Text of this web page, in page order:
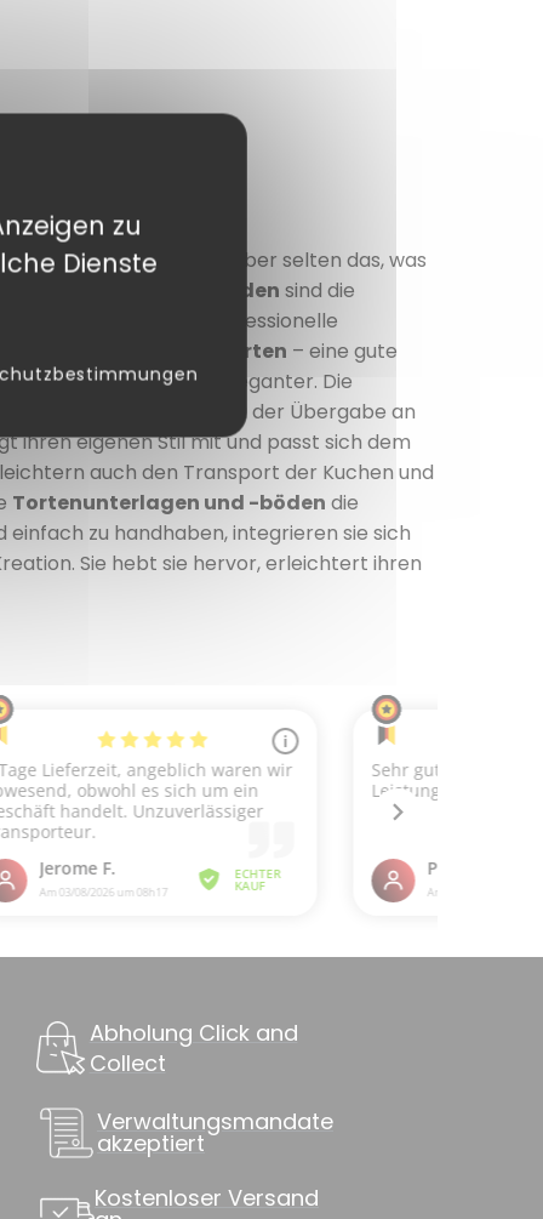
oft den Kuchen… aber selten das, was
und -böden sind die
ihnen jene professionelle
oder Geburtstagstorten – eine gute
Kuchen wirkt sofort eleganter. Die
einem Buffet oder bei der Übergabe an
ihren eigenen Stil mit und passt sich dem
auch den Transport der Kuchen und
Tortenunterlagen und -böden die
zu handhaben, integrieren sie sich
Sie hebt sie hervor, erleichtert ihren
Abholung Click and
Collect
Verwaltungsmandate
akzeptiert
Kostenloser Versand
zu
Dienste